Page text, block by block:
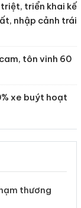
triển khai kế
nhập cảnh trái
tôn vinh 60
xe buýt hoạt
thương